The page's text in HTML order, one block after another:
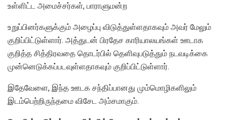
உள்ளிட்ட அமைச்சர்கள், பாராளுமன்ற
உறுப்பினர்களுக்கும் அழைப்பு விடுத்துள்ளதாகவும் அவர் மேலும்
குறிப்பிட்டுள்ளார். அத்துடன் பிரதேச காரியாலயங்கள் ஊடாக
குறித்த சித்திரவதை தொடர்பில் தெளிவுபடுத்தும் நடவடிக்கை
முன்னெடுக்கப்படவுள்ளதாகவும் குறிப்பிட்டுள்ளார்.
இதேவேளை, இந்த ஊடக சந்திப்பானது மும்மொழிகளிலும்
இடம்பெற்றிருந்தமை விசேட அம்சமாகும்.